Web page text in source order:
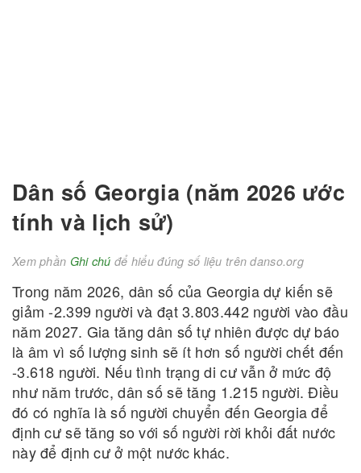
Dân số Georgia (năm 2026 ước
tính và lịch sử)
Xem phần Ghi chú để hiểu đúng số liệu trên danso.org
Trong năm 2026, dân số của Georgia dự kiến sẽ
giảm -2.399 người và đạt 3.803.442 người vào đầu
năm 2027. Gia tăng dân số tự nhiên được dự báo
là âm vì số lượng sinh sẽ ít hơn số người chết đến
-3.618 người. Nếu tình trạng di cư vẫn ở mức độ
như năm trước, dân số sẽ tăng 1.215 người. Điều
đó có nghĩa là số người chuyển đến Georgia để
định cư sẽ tăng so với số người rời khỏi đất nước
này để định cư ở một nước khác.